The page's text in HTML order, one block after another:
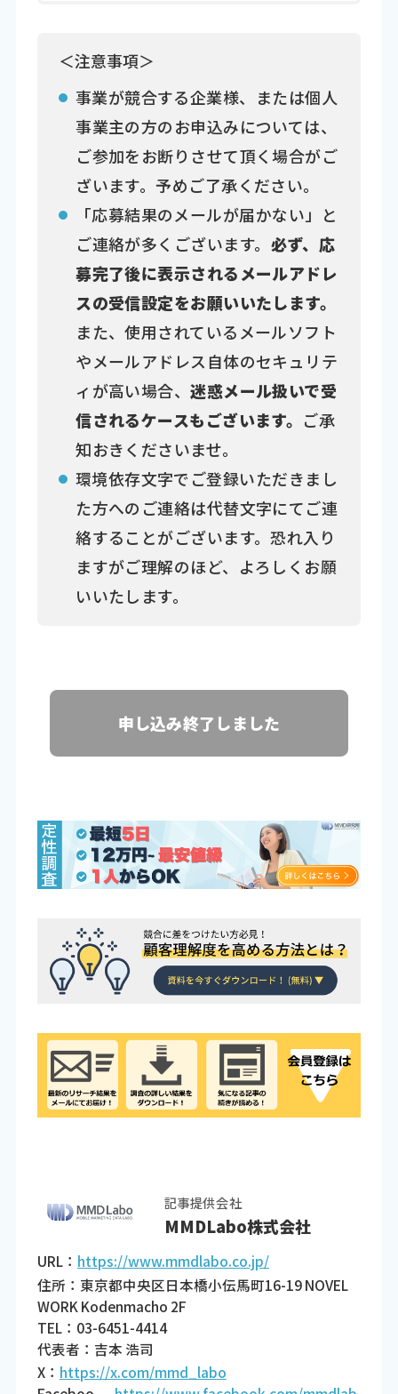
＜注意事項＞
事業が競合する企業様、または個人
事業主の方のお申込みについては、
ご参加をお断りさせて頂く場合がご
ざいます。予めご了承ください。
「応募結果のメールが届かない」と
ご連絡が多くございます。 必ず、応
募完了後に表示されるメールアドレ
スの受信設定をお願いいたします。
また、使用されているメールソフト
やメールアドレス自体のセキュリテ
ィが高い場合、迷惑メール扱いで受
信されるケースもございます。 ご承
知おきくださいませ。
環境依存文字でご登録いただきまし
た方へのご連絡は代替文字にてご連
絡することがございます。恐れ入り
ますがご理解のほど、よろしくお願
いいたします。
申し込み終了しました
記事提供会社
MMDLabo株式会社
URL： https://www.mmdlabo.co.jp/
住所：東京都中央区日本橋小伝馬町16-19 NOVEL
WORK Kodenmacho 2F
TEL：03-6451-4414
代表者：吉本 浩司
X： https://x.com/mmd_labo